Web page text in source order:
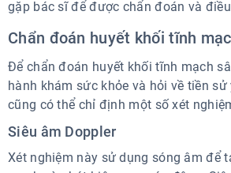
gặp bác sĩ để được chẩn đoán và
Chẩn đoán huyết khối tĩnh
Để chẩn đoán huyết khối tĩnh mạch
hành khám sức khỏe và hỏi về tiền
cũng có thể chỉ định một số xét
Siêu âm Doppler
Xét nghiệm này sử dụng sóng âm để